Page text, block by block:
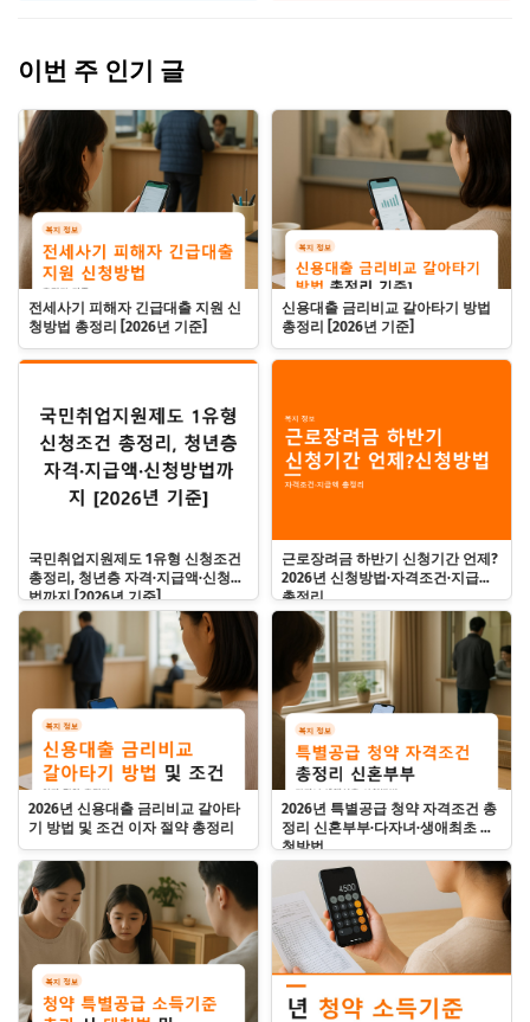
이번 주 인기 글
전세사기 피해자 긴급대출 지원 신
청방법 총정리 [2026년 기준]
신용대출 금리비교 갈아타기 방법
총정리 [2026년 기준]
국민취업지원제도 1유형 신청조건
총정리, 청년층 자격·지급액·신청방
법까지 [2026년 기준]
근로장려금 하반기 신청기간 언제?
2026년 신청방법·자격조건·지급액
총정리
2026년 신용대출 금리비교 갈아타
기 방법 및 조건 이자 절약 총정리
2026년 특별공급 청약 자격조건 총
정리 신혼부부·다자녀·생애최초 신
청방법